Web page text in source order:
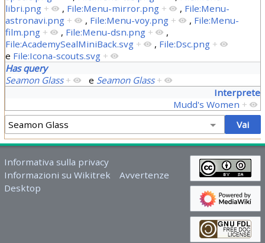
libri.png + , File:Menu-mirror.png + , File:Menu-
astronavi.png + , File:Menu-voy.png + , File:Menu-
film.png + , File:Menu-dsn.png +
,
File:AcademySealMiniBack.svg + , File:Dsc.png +
e File:Icona-scouts.svg +
Has query
Seamon Glass + e Seamon Glass +
Interprete
Mudd's Women +
Informativa sulla privacy
Informazioni su Wikitrek
Avvertenze
Desktop